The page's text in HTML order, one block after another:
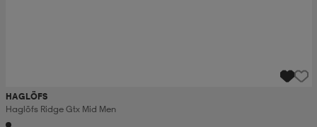
HAGLÖFS
Haglöfs Ridge Gtx Mid Men